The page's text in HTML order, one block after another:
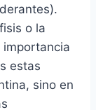
o la
importancia
estas
sino en